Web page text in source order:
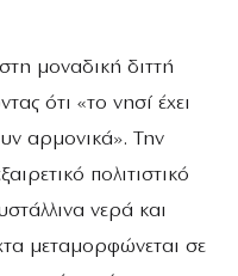
μοναδική διττή
ότι «το νησί έχει
αρμονικά». Την
πολιτιστικό
νερά και
μεταμορφώνεται σε